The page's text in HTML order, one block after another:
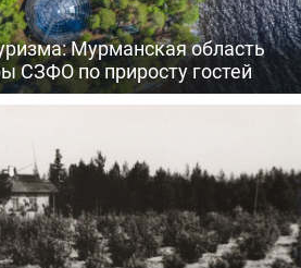
Мурманская область
СЗФО по приросту гостей